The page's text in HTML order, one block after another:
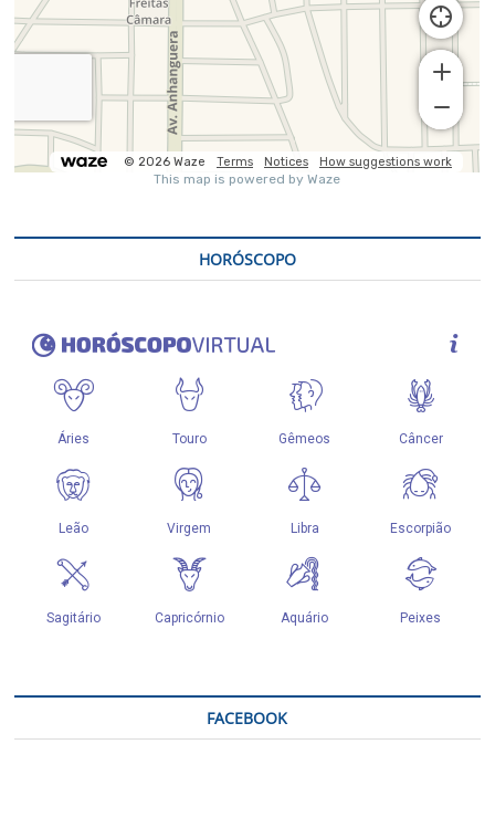
HORÓSCOPO
FACEBOOK